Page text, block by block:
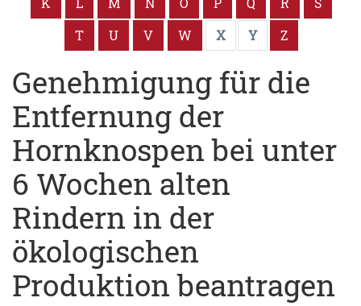
T
U V W X Y Z
Genehmigung für die
Entfernung der
Hornknospen bei unter
6 Wochen alten
Rindern in der
ökologischen
Produktion beantragen